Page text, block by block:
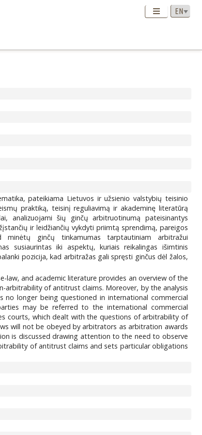
pateikiama Lietuvos ir užsienio valstybių teisinio
praktiką, teisinį reguliavimą ir akademinę literatūrą
analizuojami šių ginčų arbitruotinumą pateisinantys
ir leidžiančių vykdyti priimtą sprendimą, pareigos
ginčų tinkamumas tarptautiniam arbitražui
susiaurintas iki aspektų, kuriais reikalingas išimtinis
pozicija, kad arbitražas gali spręsti ginčus dėl žalos,
law, and academic literature provides an overview of the
of antitrust claims. Moreover, by the analysis
longer being questioned in international commercial
may be referred to the international commercial
courts, which dealt with the questions of arbitrability of
will not be obeyed by arbitrators as arbitration awards
is discussed drawing attention to the need to observe
of antitrust claims and sets particular obligations